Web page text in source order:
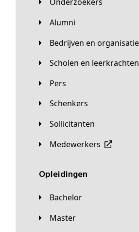
Alumni
Bedrijven en
Scholen en leerkrachten
Pers
Schenkers
Sollicitanten
Medewerkers
Opleidingen
Bachelor
Master